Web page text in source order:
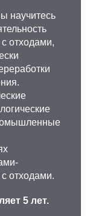
научитесь
отходами,
отходами.
5 лет.